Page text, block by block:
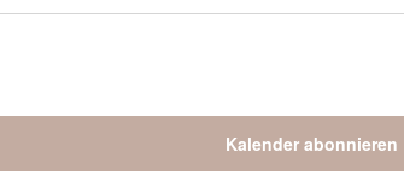
Kalender abonnieren